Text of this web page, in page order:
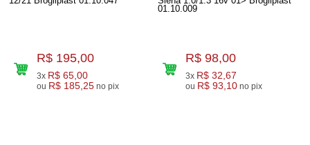
R$ 195,00
3x R$ 65,00
ou R$ 185,25 no pix
01.10.009
R$ 98,00
3x R$ 32,67
ou R$ 93,10 no pix